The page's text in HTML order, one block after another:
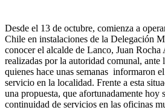
Desde el 13 de octubre, comienza a
Chile en instalaciones de la Delegación
conocer el alcalde de Lanco, Juan Rocha
realizadas por la autoridad comunal, ante
quienes hace unas semanas informaron
servicio en la localidad. Frente a esta
una propuesta, que afortunadamente hoy
continuidad de servicios en las oficinas